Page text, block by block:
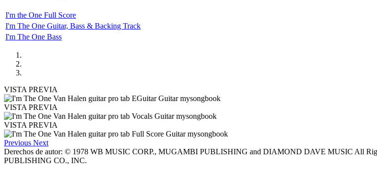
I'm the One Full Score
I'm The One Guitar, Bass & Backing Track
I'm The One Bass
VISTA PREVIA
VISTA PREVIA
VISTA PREVIA
Previous Next
Derechos de autor: © 1978 WB MUSIC CORP., MUGAMBI PUBLISHING and DIAMOND DAVE MUSIC All
PUBLISHING CO., INC.